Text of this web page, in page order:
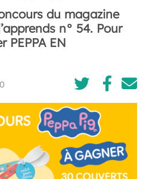
du magazine
n° 54. Pour
PEPPA EN